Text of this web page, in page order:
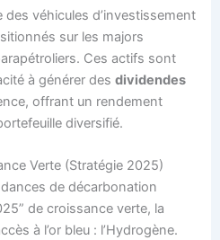
des véhicules d’investissement
sur les majors
Ces actifs sont
à générer desdividendes
offrant un rendement
diversifié.
Verte (Stratégie 2025)
de décarbonation
de croissance verte, la
à l’or bleu : l’Hydrogène.